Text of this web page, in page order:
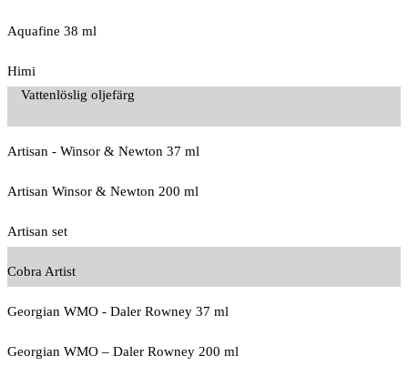
Aquafine 38 ml
Himi
Vattenlöslig oljefärg
Artisan - Winsor & Newton 37 ml
Artisan Winsor & Newton 200 ml
Artisan set
Cobra Artist
Georgian WMO - Daler Rowney 37 ml
Georgian WMO – Daler Rowney 200 ml